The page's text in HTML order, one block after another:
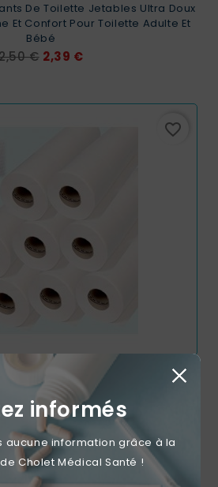
informés
aucune information grâce à la
Cholet Médical Santé !
De Toilette Jetables Ultra Doux
Et Confort Pour Toilette Adulte Et
Bébé
€ Prix
2,39 €
favorite_border
Gaufré Blanc (carton De 9 )
Prix
39,92 €